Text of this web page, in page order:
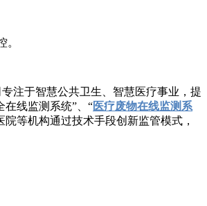
注于智慧公共卫生、智慧医疗事业，提
线监测系统”、“医疗废物在线监测系
等机构通过技术手段创新监管模式，